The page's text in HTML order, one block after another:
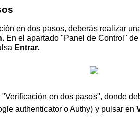
en dos pasos, deberás realizar
. En el apartado "Panel de Control"
Entrar.
en dos pasos", donde
authenticator o Authy) y pulsar en